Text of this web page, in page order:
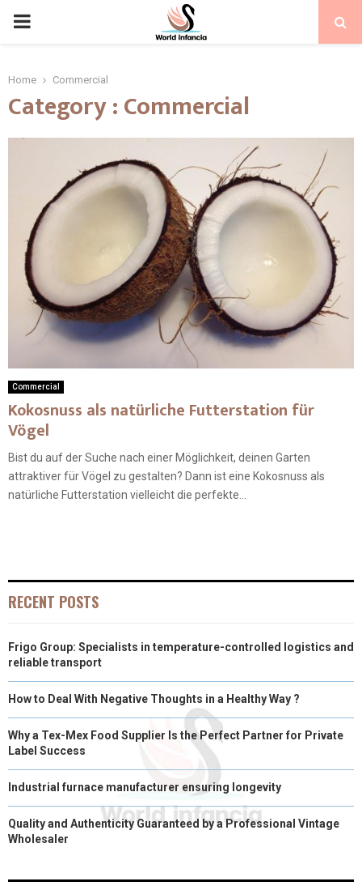
PRIMARY
Home Commercial
Category : Commercial
Commercial
Kokosnuss als natürliche Futterstation für
Vögel
Bist du auf der Suche nach einer Möglichkeit, deinen Garten
attraktiver für Vögel zu gestalten? Dann ist eine Kokosnuss als
natürliche Futterstation vielleicht die perfekte...
RECENT POSTS
Frigo Group: Specialists in temperature-controlled logistics and
reliable transport
How to Deal With Negative Thoughts in a Healthy Way ?
Why a Tex-Mex Food Supplier Is the Perfect Partner for Private
Label Success
Industrial furnace manufacturer ensuring longevity
Quality and Authenticity Guaranteed by a Professional Vintage
Wholesaler